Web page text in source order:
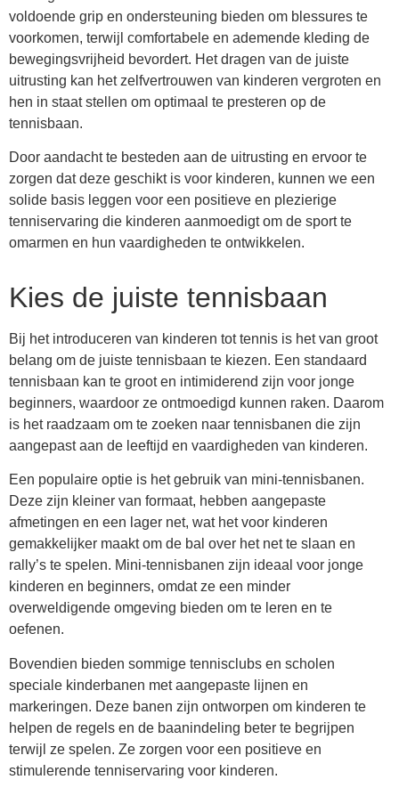
voldoende grip en ondersteuning bieden om blessures te
voorkomen, terwijl comfortabele en ademende kleding de
bewegingsvrijheid bevordert. Het dragen van de juiste
uitrusting kan het zelfvertrouwen van kinderen vergroten en
hen in staat stellen om optimaal te presteren op de
tennisbaan.
Door aandacht te besteden aan de uitrusting en ervoor te
zorgen dat deze geschikt is voor kinderen, kunnen we een
solide basis leggen voor een positieve en plezierige
tenniservaring die kinderen aanmoedigt om de sport te
omarmen en hun vaardigheden te ontwikkelen.
Kies de juiste tennisbaan
Bij het introduceren van kinderen tot tennis is het van groot
belang om de juiste tennisbaan te kiezen. Een standaard
tennisbaan kan te groot en intimiderend zijn voor jonge
beginners, waardoor ze ontmoedigd kunnen raken. Daarom
is het raadzaam om te zoeken naar tennisbanen die zijn
aangepast aan de leeftijd en vaardigheden van kinderen.
Een populaire optie is het gebruik van mini-tennisbanen.
Deze zijn kleiner van formaat, hebben aangepaste
afmetingen en een lager net, wat het voor kinderen
gemakkelijker maakt om de bal over het net te slaan en
rally’s te spelen. Mini-tennisbanen zijn ideaal voor jonge
kinderen en beginners, omdat ze een minder
overweldigende omgeving bieden om te leren en te
oefenen.
Bovendien bieden sommige tennisclubs en scholen
speciale kinderbanen met aangepaste lijnen en
markeringen. Deze banen zijn ontworpen om kinderen te
helpen de regels en de baanindeling beter te begrijpen
terwijl ze spelen. Ze zorgen voor een positieve en
stimulerende tenniservaring voor kinderen.